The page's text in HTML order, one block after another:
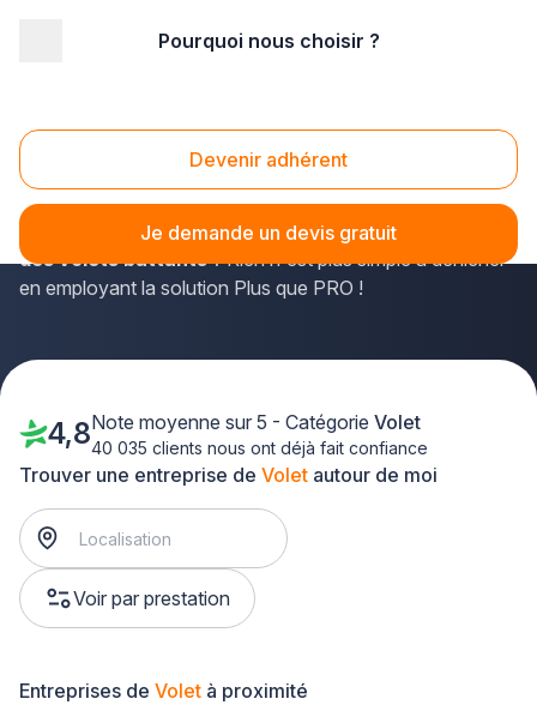
Pourquoi nous choisir ?
Devenir adhérent
Je demande un devis gratuit
Volet Lozère (48)
Vous cherchez un expert de la pose de volets compétent
en Lozère pourposer des volets roulants ou réparer
des volets battants? Rien n'est plus simple à dénicher
en employant la solution Plus que PRO !
Trouver une entreprise de Volet autour de moi
Voir par prestation
4,8Note moyenne sur 5 - Catégorie Volet
40 035 clients nous ont déjà fait confiance
Entreprises de Volet à proximité